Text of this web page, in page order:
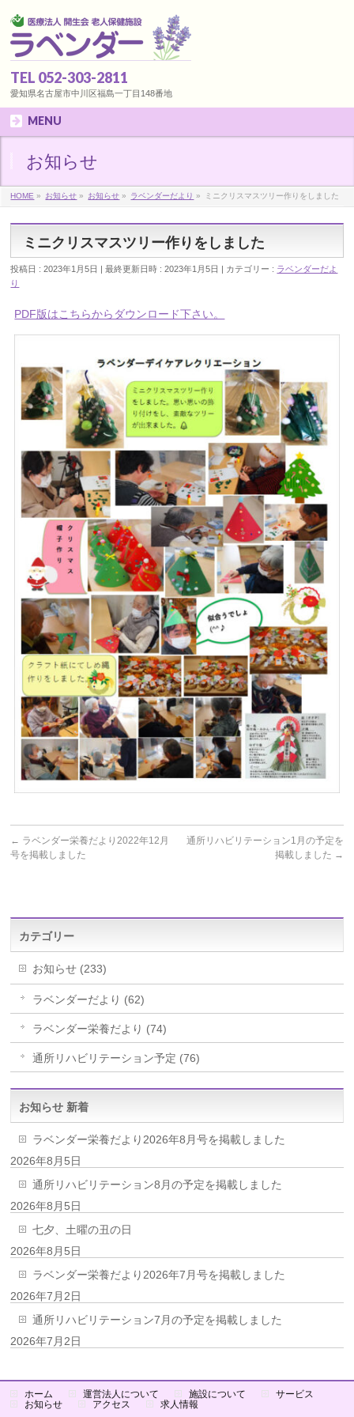
TEL 052-303-2811
愛知県名古屋市中川区福島一丁目148番地
MENU
お知らせ
HOME » お知らせ » お知らせ » ラベンダーだより » ミニクリスマスツリー作りをしました
ミニクリスマスツリー作りをしました
投稿日 : 2023年1月5日 最終更新日時 : 2023年1月5日 カテゴリー : ラベンダーだよ
り
PDF版はこちらからダウンロード下さい。
← ラベンダー栄養だより2022年12月
号を掲載しました
通所リハビリテーション1月の予定を
掲載しました →
カテゴリー
お知らせ (233)
ラベンダーだより (62)
ラベンダー栄養だより (74)
通所リハビリテーション予定 (76)
お知らせ 新着
ラベンダー栄養だより2026年8月号を掲載しました
2026年8月5日
通所リハビリテーション8月の予定を掲載しました
2026年8月5日
七夕、土曜の丑の日
2026年8月5日
ラベンダー栄養だより2026年7月号を掲載しました
2026年7月2日
通所リハビリテーション7月の予定を掲載しました
2026年7月2日
ホーム 運営法人について 施設について
サービス
お知らせ
アクセス 求人情報